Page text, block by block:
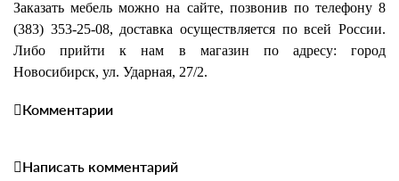
Заказать мебель можно на сайте, позвонив по телефону 8
(383) 353-25-08, доставка осуществляется по всей России.
Либо прийти к нам в магазин по адресу: город
Новосибирск, ул. Ударная, 27/2.
Комментарии
Написать комментарий